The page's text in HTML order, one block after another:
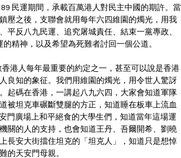
民運期間，承載百萬港人對民主中國的期許。當
壓之後，支聯會就用每年六四維園的燭光，用我
平反八九民運、追究屠城責任、結束一黨專政、
精神，以及希望為死難者討回一個公道。
港人每年最重要的約定之一，甚至可以說是香港
良知的象征。我們用維園的燭光，用令世人驚訝
起碼在香港，一講起八九六四，大家會知道軍隊
被坦克車碾斷雙腿的方正，知道睡在板車上流血
門廣場上和平絕食的大學生們，知道當年這場運
關的人的支持，也會知道王丹、吾爾開希、劉曉
長安大街擋住坦克的「坦克人」，知道只是想悼
的天安門母親。